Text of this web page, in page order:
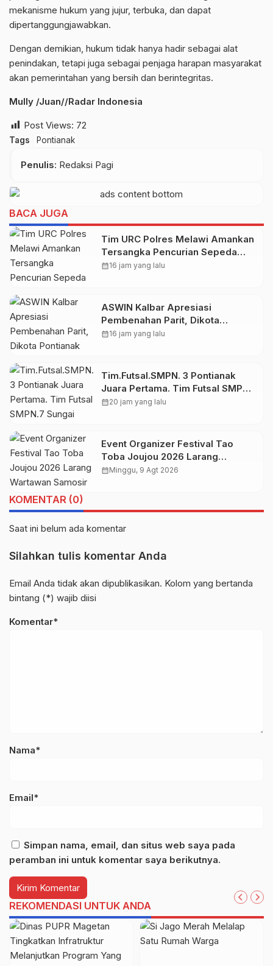
mekanisme hukum yang jujur, terbuka, dan dapat
dipertanggungjawabkan.
Dengan demikian, hukum tidak hanya hadir sebagai alat
penindakan, tetapi juga sebagai penjaga harapan masyarakat
akan pemerintahan yang bersih dan berintegritas.
Mully /Juan//Radar Indonesia
Post Views: 72
Tags Pontianak
Penulis: Redaksi Pagi
BACA JUGA
Tim URC Polres Melawi Amankan
Tersangka Pencurian Sepeda
Motor di Desa Paal
calendar_month16 jam yang lalu
ASWIN Kalbar Apresiasi
Pembenahan Parit, Dikota
Pontianak
calendar_month16 jam yang lalu
Tim.Futsal.SMPN. 3 Pontianak
Juara Pertama. Tim Futsal SMPN.7
Sungai Raya Mendapat Juara
calendar_month20 jam yang lalu
Event Organizer Festival Tao
Toba Joujou 2026 Larang
Wartawan Samosir Untuk
calendar_monthMinggu, 9 Agt 2026
KOMENTAR (0)
Saat ini belum ada komentar
Silahkan tulis komentar Anda
Email Anda tidak akan dipublikasikan. Kolom yang bertanda
bintang (*) wajib diisi
Komentar*
Nama*
Email*
Simpan nama, email, dan situs web saya pada
peramban ini untuk komentar saya berikutnya.
REKOMENDASI UNTUK ANDA